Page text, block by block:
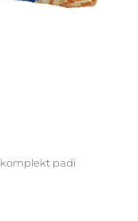
padi